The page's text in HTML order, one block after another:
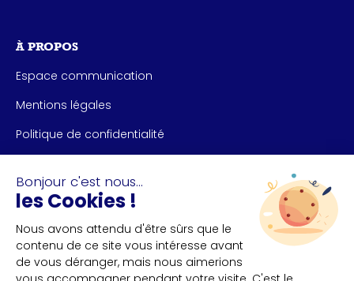
À PROPOS
Espace communication
Mentions légales
Politique de confidentialité